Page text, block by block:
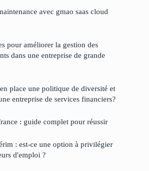
avec gmao saas cloud
pour améliorer la gestion des
dans une entreprise de grande
place une politique de diversité et
entreprise de services financiers?
: guide complet pour réussir
: est-ce une option à privilégier
d'emploi ?